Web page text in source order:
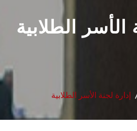
الأسر الطلابية
إدارة لجنة الأسر الطلابية